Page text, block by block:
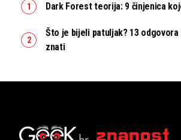
Dark Forest teorija: 9 činjenica
Što je bijeli patuljak? 13
znati